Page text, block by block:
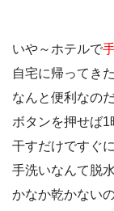
いや～ホテルで
自宅に帰ってき
なんと便利なの
ボタンを押せば
干すだけですぐに
手洗いなんて脱
かなか乾かない